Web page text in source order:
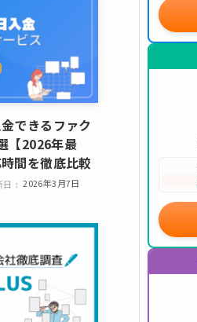
できるファク
【2026年最
間を徹底比較
2026年3月7日